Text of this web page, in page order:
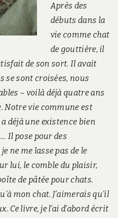
Après des
débuts dans la
vie comme chat
de gouttière, il
de son sort. Il avait
se sont croisées, nous
– voilà déjà quatre ans
Notre vie commune est
déjà une existence bien
Il pose pour des
ne me lasse pas de le
lui, le comble du plaisir,
de pâtée pour chats.
mon chat. J’aimerais qu’il
Ce livre, je l’ai d’abord écrit